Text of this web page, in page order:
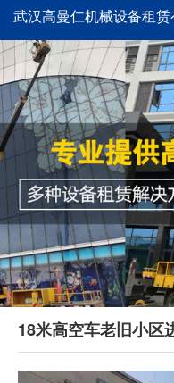
武汉高曼仁机械设备租赁
18米高空车老旧小区